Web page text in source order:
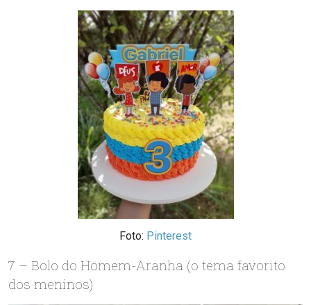
Foto: Pinterest
7 – Bolo do Homem-Aranha (o tema favorito
dos meninos)